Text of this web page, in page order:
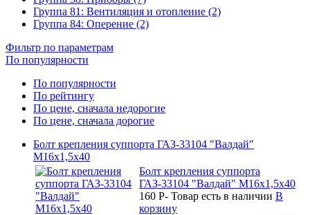
Группа 81: Вентиляция и отопление (2)
Группа 84: Оперение (2)
Фильтр по параметрам
По популярности
По популярности
По рейтингу
По цене, сначала недорогие
По цене, сначала дорогие
Болт крепления суппорта ГАЗ-33104 "Валдай"
М16х1,5х40
Болт крепления суппорта
ГАЗ-33104 "Валдай" М16х1,5х40
160 P- Товар есть в наличии В
корзину